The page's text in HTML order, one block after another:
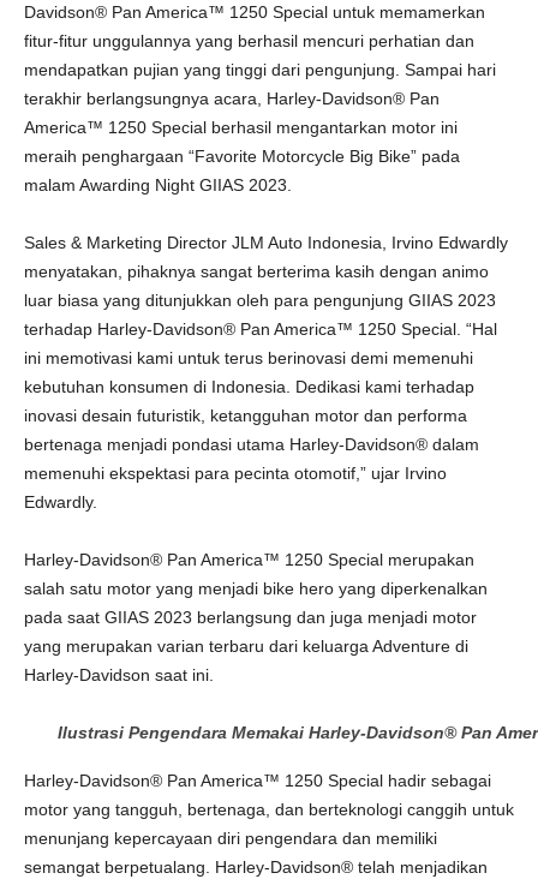
Davidson® Pan America™ 1250 Special untuk memamerkan
fitur-fitur unggulannya yang berhasil mencuri perhatian dan
mendapatkan pujian yang tinggi dari pengunjung. Sampai hari
terakhir berlangsungnya acara, Harley-Davidson® Pan
America™ 1250 Special berhasil mengantarkan motor ini
meraih penghargaan “Favorite Motorcycle Big Bike” pada
malam Awarding Night GIIAS 2023.
Sales & Marketing Director JLM Auto Indonesia, Irvino Edwardly
menyatakan, pihaknya sangat berterima kasih dengan animo
luar biasa yang ditunjukkan oleh para pengunjung GIIAS 2023
terhadap Harley-Davidson® Pan America™ 1250 Special. “Hal
ini memotivasi kami untuk terus berinovasi demi memenuhi
kebutuhan konsumen di Indonesia. Dedikasi kami terhadap
inovasi desain futuristik, ketangguhan motor dan performa
bertenaga menjadi pondasi utama Harley-Davidson® dalam
memenuhi ekspektasi para pecinta otomotif,” ujar Irvino
Edwardly.
Harley-Davidson® Pan America™ 1250 Special merupakan
salah satu motor yang menjadi bike hero yang diperkenalkan
pada saat GIIAS 2023 berlangsung dan juga menjadi motor
yang merupakan varian terbaru dari keluarga Adventure di
Harley-Davidson saat ini.
Ilustrasi Pengendara Memakai Harley-Davidson® Pan
Harley-Davidson® Pan America™ 1250 Special hadir sebagai
motor yang tangguh, bertenaga, dan berteknologi canggih untuk
menunjang kepercayaan diri pengendara dan memiliki
semangat berpetualang. Harley-Davidson® telah menjadikan